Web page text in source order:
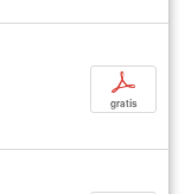
p
gratis